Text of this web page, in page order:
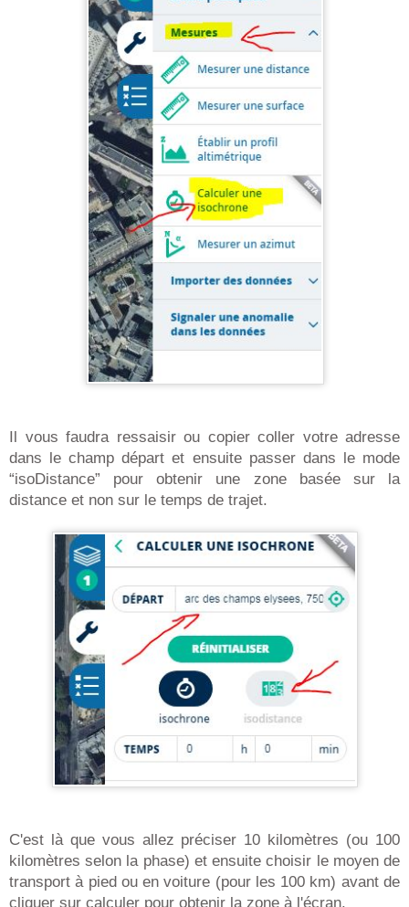
Il vous faudra ressaisir ou copier coller votre adresse
dans le champ départ et ensuite passer dans le mode
“isoDistance” pour obtenir une zone basée sur la
distance et non sur le temps de trajet.
C'est là que vous allez préciser 10 kilomètres (ou 100
kilomètres selon la phase) et ensuite choisir le moyen de
transport à pied ou en voiture (pour les 100 km) avant de
cliquer sur calculer pour obtenir la zone à l'écran.